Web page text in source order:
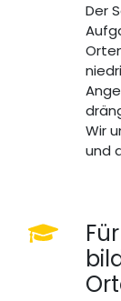
Der
Wir
und